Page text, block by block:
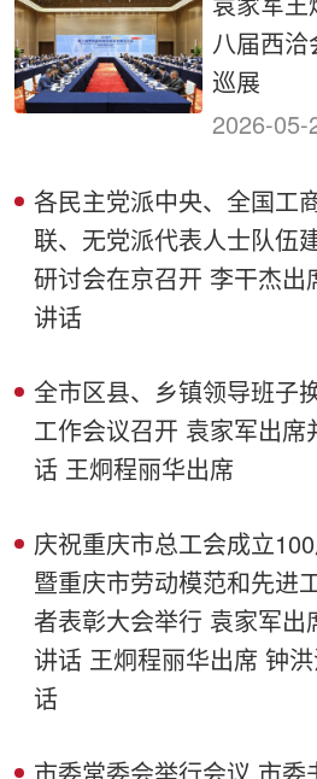
八届西
巡展
2026-05-
各民主党派中央、全国工
联、无党派代表人士队伍
研讨会在京召开 李干杰出
讲话
全市区县、乡镇领导班子
工作会议召开 袁家军出席
话 王炯程丽华出席
庆祝重庆市总工会成立
暨重庆市劳动模范和先进
者表彰大会举行 袁家军出
讲话 王炯程丽华出席 钟
话